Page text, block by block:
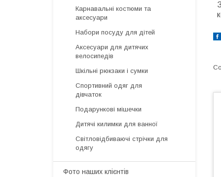
Карнавальні костюми та
аксесуари
Набори посуду для дітей
Аксесуари для дитячих
велосипедів
Шкільні рюкзаки і сумки
Спортивний одяг для
дівчаток
Подарункові мішечки
Дитячі килимки для ванної
Світловідбиваючі стрічки для
одягу
Фото наших клієнтів